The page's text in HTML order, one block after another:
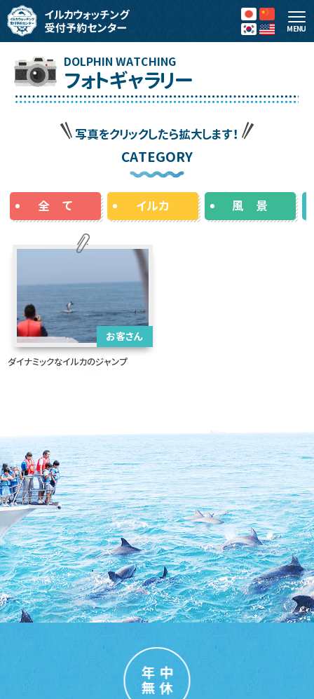
MENU
フォトギャラリー
写真をクリックしたら拡大します！
CATEGORY
全 て イルカ 風 景
お客さん
ダイナミックなイルカのジャンプ
年中
無休